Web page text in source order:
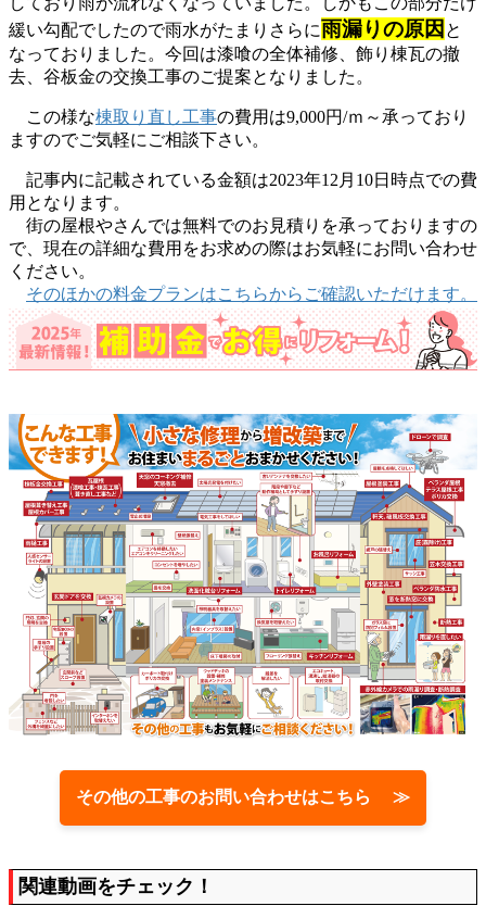
緩い勾配でしたので雨水がたまりさらに雨漏りの原因 と
なっておりました。今回は漆喰の全体補修、飾り棟瓦の撤
去、谷板金の交換工事のご提案となりました。
この様な棟取り直し工事の費用は9,000円/ｍ～承っており
ますのでご気軽にご相談下さい。
記事内に記載されている金額は2023年12月10日時点での費
用となります。
街の屋根やさんでは無料でのお見積りを承っておりますの
で、現在の詳細な費用をお求めの際はお気軽にお問い合わせ
ください。
そのほかの料金プランはこちらからご確認いただけます。
その他の工事のお問い合わせはこちら ≫
関連動画をチェック！